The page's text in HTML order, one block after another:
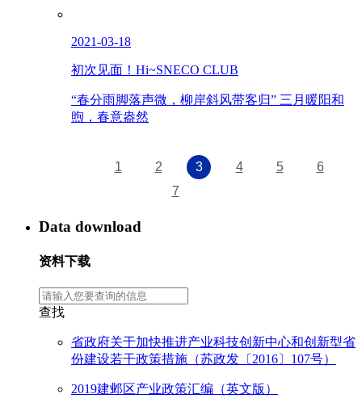
2021-03-18
初次见面！Hi~SNECO CLUB
“春分雨脚落声微，柳岸斜风带客归” 三月暖阳和
煦，春意盎然
1 2 3 4 5
6
7
Data download
资料下载
查找
省政府关于加快推进产业科技创新中心和创新型省
份建设若干政策措施（苏政发〔2016〕107号）
2019建邺区产业政策汇编（英文版）